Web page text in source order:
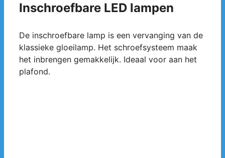
Inschroefbare LED lampen
De inschroefbare lamp is een vervanging van de
klassieke gloeilamp. Het schroefsysteem maak
het inbrengen gemakkelijk. Ideaal voor aan het
plafond.